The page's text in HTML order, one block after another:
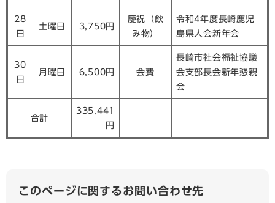
28
日
土曜日 3,750円
慶祝（飲
み物）
令和4年度長崎鹿児
島県人会新年会
30
日
月曜日 6,500円 会費
長崎市社会福祉協議
会支部長会新年懇親
会
合計
335,441
円
このページに関するお問い合わせ先